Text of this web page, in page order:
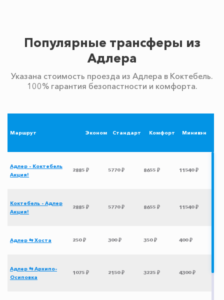
Популярные трансферы из
Адлера
Указана стоимость проезда из Адлера в Коктебель.
100% гарантия безопастности и комфорта.
Маршрут Эконом Стандарт Комфорт Минивэн
Адлер - Коктебель
Акция!
2885 ₽ 5770 ₽ 8655 ₽ 11540 ₽
Коктебель - Адлер
Акция!
2885 ₽ 5770 ₽ 8655 ₽ 11540 ₽
Адлер ⇆ Хоста 250 ₽ 300 ₽ 350 ₽ 400 ₽
Адлер ⇆ Архипо-
Осиповка
1075 ₽ 2150 ₽ 3225 ₽ 4300 ₽